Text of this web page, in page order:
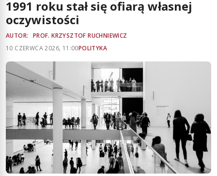
1991 roku stał się ofiarą własnej
oczywistości
AUTOR:
PROF. KRZYSZTOF RUCHNIEWICZ
10 CZERWCA 2026, 11:00POLITYKA